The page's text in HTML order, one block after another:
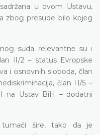
u ovom Ustavu,
zbog presude bilo kojeg
suda relevantne su i
II/2 – status Evropske
i osnovnih sloboda, član
član II/5 –
na Ustav BiH – dodatni
tumači šire, tako da je